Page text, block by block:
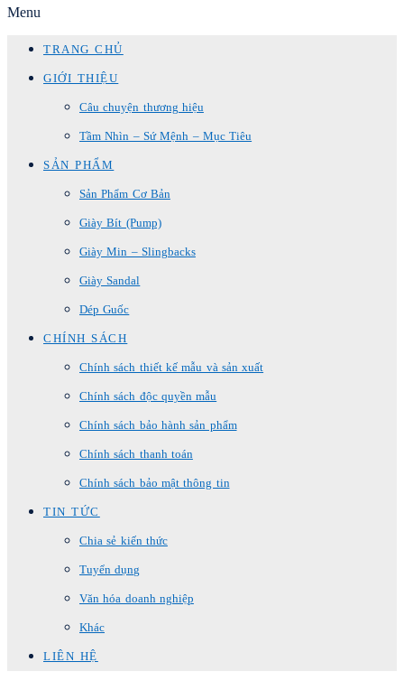
Menu
TRANG CHỦ
GIỚI THIỆU
Câu chuyện thương hiệu
Tầm Nhìn – Sứ Mệnh – Mục Tiêu
SẢN PHẨM
Sản Phẩm Cơ Bản
Giày Bít (Pump)
Giày Min – Slingbacks
Giày Sandal
Dép Guốc
CHÍNH SÁCH
Chính sách thiết kế mẫu và sản xuất
Chính sách độc quyền mẫu
Chính sách bảo hành sản phẩm
Chính sách thanh toán
Chính sách bảo mật thông tin
TIN TỨC
Chia sẻ kiến thức
Tuyển dụng
Văn hóa doanh nghiệp
Khác
LIÊN HỆ